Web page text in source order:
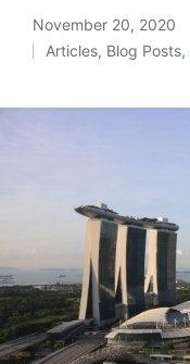
November 20, 2020
Posted
Articles, Blog Posts,